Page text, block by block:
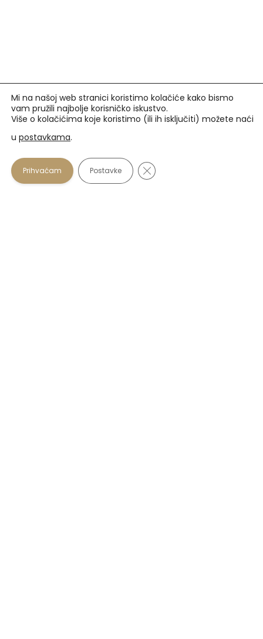
Prihvaćamo
U našim optikama plaćanje se osim gotovinom može
Mi na našoj web stranici koristimo kolačiće kako bismo
vam pružili najbolje korisničko iskustvo.
Više o kolačićima koje koristimo (ili ih isključiti) možete naći
u postavkama.
Prihvaćam Postavke Close GDPR Cookie Banner